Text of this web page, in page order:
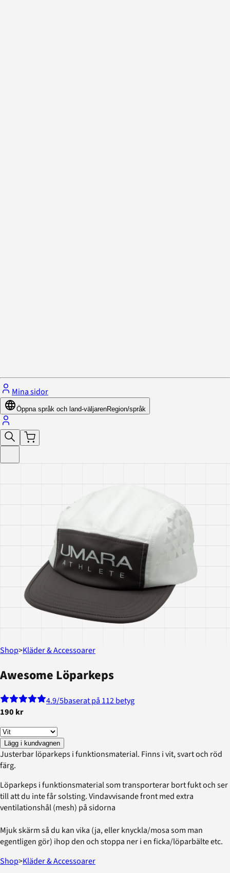
Mina sidor
Öppna språk och land-väljarenRegion/språk
Shop>Kläder & Accessoarer
Awesome Löparkeps
4.9/5baserat på 112 betyg
190 kr
Lägg i kundvagnen
Justerbar löparkeps i funktionsmaterial. Finns i vit, svart och röd
färg.
Löparkeps i funktionsmaterial som transporterar bort fukt och ser
till att du inte får solsting. Vindavvisande front med extra
ventilationshål (mesh) på sidorna
Mjuk skärm så du kan vika (ja, eller knyckla/mosa som man
egentligen gör) ihop den och stoppa ner i en ficka/löparbälte etc.
Shop>Kläder & Accessoarer